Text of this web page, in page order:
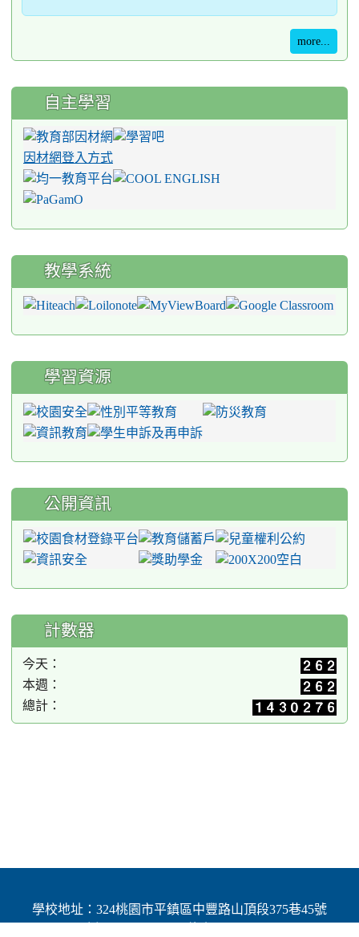
more...
自主學習
因材網登入方式
教學系統
學習資源
公開資訊
計數器
今天：
本週：
總計：
學校地址：324桃園市平鎮區中豐路山頂段375巷45號